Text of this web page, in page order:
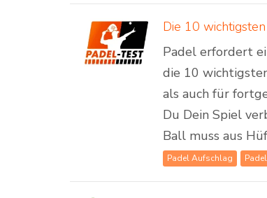
Die 10
Padel erfordert
die 10
als auch für
Du Dein Spiel
Ball muss aus
Padel Aufschlag